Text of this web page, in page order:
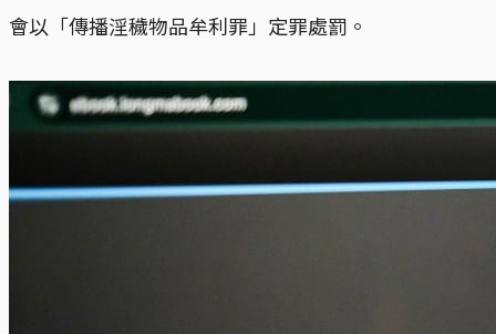
會以「傳播淫穢物品牟利罪」定罪處罰。